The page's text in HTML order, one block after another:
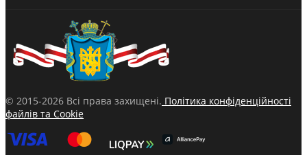
© 2015-2026 Всі права захищені. Політика конфіденційності
файлів та Cookie